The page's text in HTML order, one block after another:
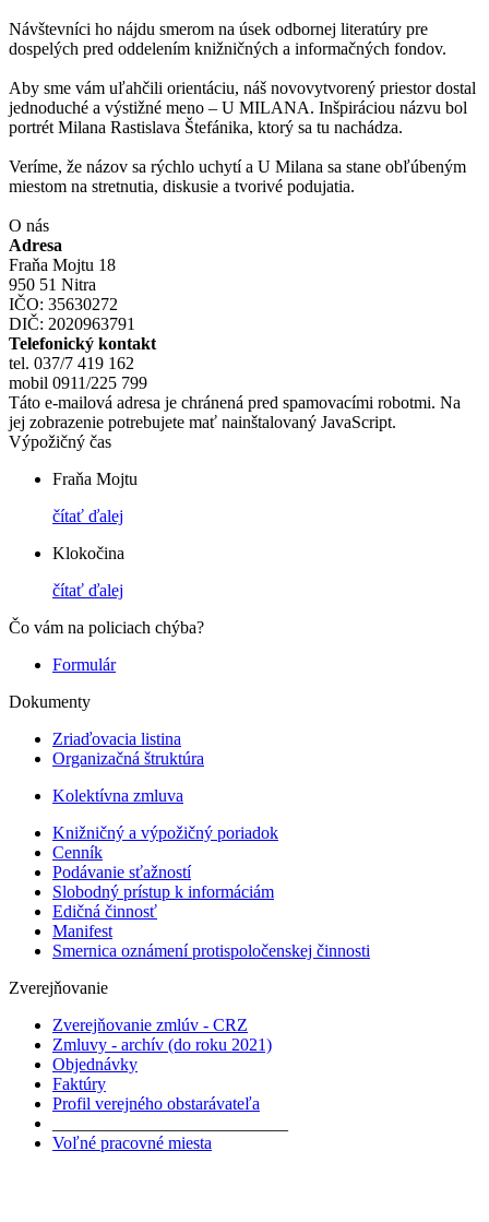
Návštevníci ho nájdu smerom na úsek odbornej literatúry pre
dospelých pred oddelením knižničných a informačných fondov.
Aby sme vám uľahčili orientáciu, náš novovytvorený priestor dostal
jednoduché a výstižné meno – U MILANA. Inšpiráciou názvu bol
portrét Milana Rastislava Štefánika, ktorý sa tu nachádza.
Veríme, že názov sa rýchlo uchytí a U Milana sa stane obľúbeným
miestom na stretnutia, diskusie a tvorivé podujatia.
O nás
Adresa
Fraňa Mojtu 18
950 51 Nitra
IČO: 35630272
DIČ: 2020963791
Telefonický kontakt
tel. 037/7 419 162
mobil 0911/225 799
Táto e-mailová adresa je chránená pred spamovacími robotmi. Na
jej zobrazenie potrebujete mať nainštalovaný JavaScript.
Výpožičný čas
Fraňa Mojtu
čítať ďalej
Klokočina
čítať ďalej
Čo vám na policiach chýba?
Formulár
Dokumenty
Zriaďovacia listina
Organizačná štruktúra
Kolektívna zmluva
Knižničný a výpožičný poriadok
Cenník
Podávanie sťažností
Slobodný prístup k informáciám
Edičná činnosť
Manifest
Smernica oznámení protispoločenskej činnosti
Zverejňovanie
Zverejňovanie zmlúv - CRZ
Zmluvy - archív (do roku 2021)
Objednávky
Faktúry
Profil verejného obstarávateľa
Voľné pracovné miesta